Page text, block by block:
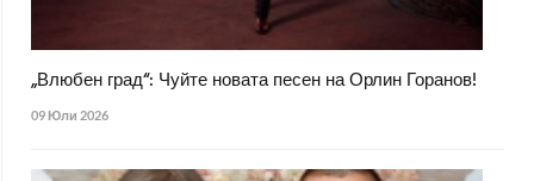
„Влюбен град“: Чуйте новата песен на Орлин Горанов!
09 Юли 2026